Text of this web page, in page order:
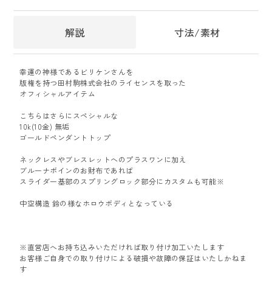
解説 寸法/素材
幸運の神様であるビリケンさんを
版権を持つ田村駒株式会社のライセンスを取った
オフィシャルアイテム
こちらはさらにスペシャルな
10k(10金) 無垢
ゴールドペンダントトップ
ネックレスやブレスレットへのプラスワンに加え
ブルーナボインのお財布であれば
スライダー基部のスプリングロック部分にカスタムも可能※
中空構造 鈴の様なホロウボディとなっている
※直営店へお持ち込みいただければ取り付け加工いたします
お客様ご自身での取り付けによる破損や故障の保証はいたしかねま
す